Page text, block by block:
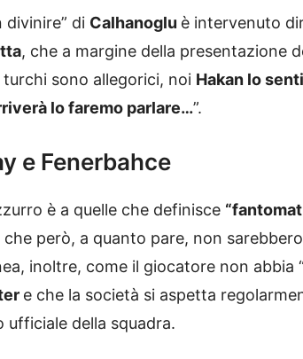
divinire” di Calhanoglu è intervenuto
, che a margine della presentazione
turchi sono allegorici, noi Hakan lo
lo faremo parlare…”.
e Fenerbahce
è a quelle che definisce
che però, a quanto pare, non
inoltre, come il giocatore non abbia
e che la società si aspetta
ufficiale della squadra.